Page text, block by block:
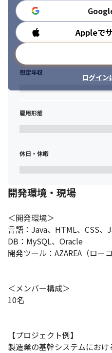
Appleで
ログイン
勤務時間
想定年収
雇用形態
休日・休暇
開発環境・現場
＜開発環境＞
言語：Java、HTML、CSS、
DB：MySQL、Oracle
開発ツール：AZAREA（ロー
＜メンバー構成＞
10名
【プロジェクト例】
製造業の基幹システムにお